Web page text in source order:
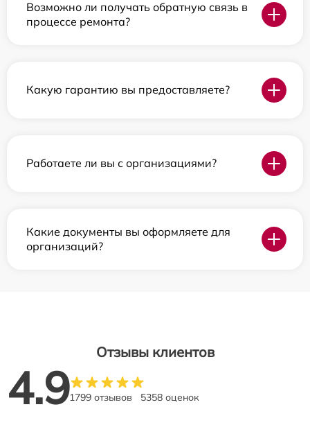
Возможно ли получать обратную связь в
процессе ремонта?
Какую гарантию вы предоставляете?
Работаете ли вы с организациями?
Какие документы вы оформляете для
организаций?
Отзывы клиентов
4.91799 отзывов 5358 оценок